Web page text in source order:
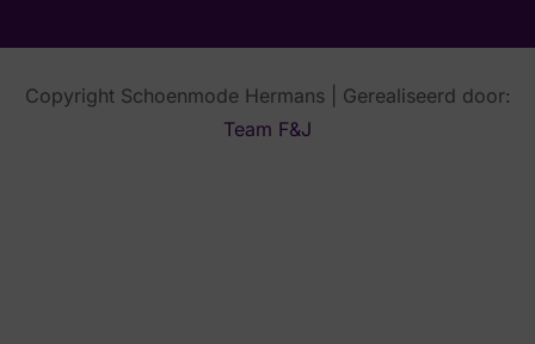
Copyright Schoenmode Hermans | Gerealiseerd door:
Team F&J